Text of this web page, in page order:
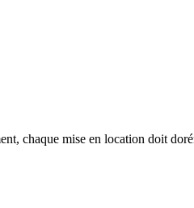
chaque mise en location doit